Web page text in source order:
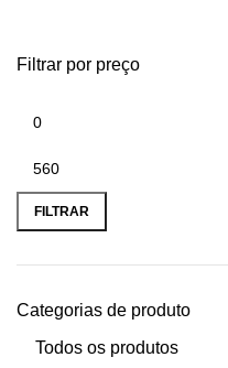
Filtrar por preço
Preço
mínimo
Preço
máximo
FILTRAR
Categorias de produto
Todos os produtos